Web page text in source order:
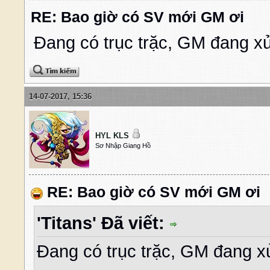
RE: Bao giờ có SV mới GM ơi
Đang có trục trặc, GM đang
14-07-2017, 15:36
HYL KLS
Sơ Nhập Giang Hồ
RE: Bao giờ có SV mới GM ơi
'Titans' Đã viết:
Đang có trục trặc, GM đang